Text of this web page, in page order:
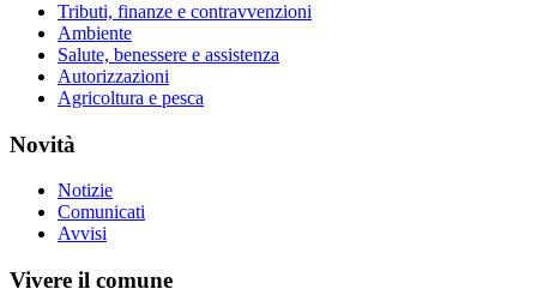
Tributi, finanze e contravvenzioni
Ambiente
Salute, benessere e assistenza
Autorizzazioni
Agricoltura e pesca
Novità
Notizie
Comunicati
Avvisi
Vivere il comune